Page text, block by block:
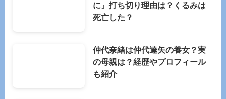
に』打ち切り理由は？くるみは
死亡した？
仲代奈緒は仲代達矢の養女？実
の母親は？経歴やプロフィール
も紹介